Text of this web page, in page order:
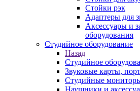
Стойки рэк
Адаптеры для
Аксессуары и
оборудования
Студийное оборудование
Назад
Студийное
Звуковые карты,
Студийные
Наушники и